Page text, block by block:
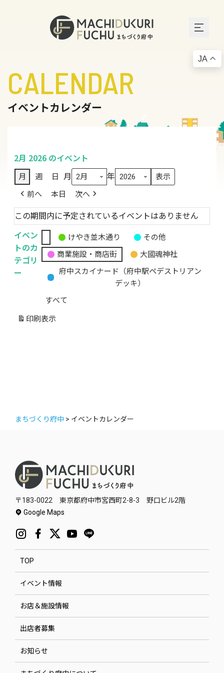
CALENDAR
イベントカレンダー
2月 2026 のイベント
月 週 日 月 年
前へ 本日 次へ
この期間内に予定されているイベントはありません
イベン
トのカ
テゴリ
ー
無
題
カ
ゴ
リ
けやき並木通り
その他
商業施設・商店街
大國魂神社
府中スカイナード（府中駅ペデストリアン
デッキ）
すべて
印刷 表示
まちづくり府中 > イベントカレンダー
〒183-0022 東京都府中市宮西町2-8-3 野口ビル2階
Google Maps
TOP
イベント情報
お店＆施設情報
出店者募集
お知らせ
JA